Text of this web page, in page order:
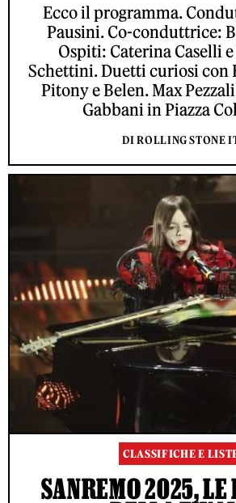
Ecco il programma.
Pausini. Co-conduttrice:
Ospiti: Caterina Caselli
Schettini. Duetti curiosi con
Pitony e Belen. Max
Gabbani in Piazza
DI ROLLING STONE
CLASSIFICHE E
SANREMO 2025, LE